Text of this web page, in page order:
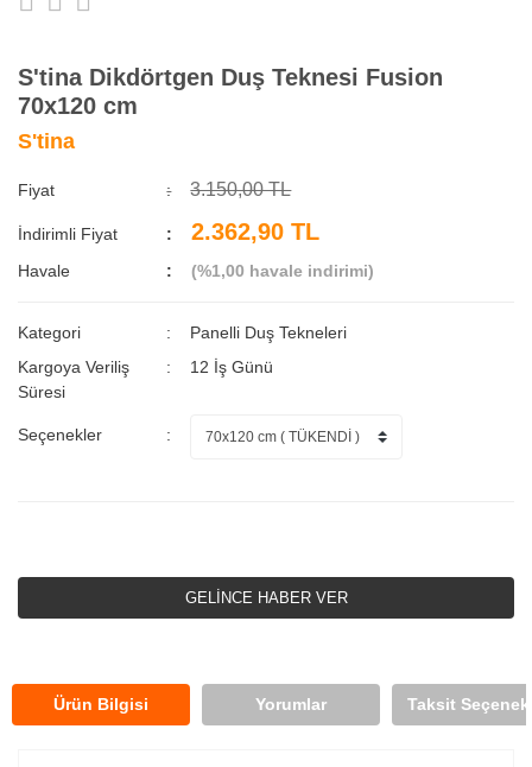
S'tina Dikdörtgen Duş Teknesi Fusion
70x120 cm
S'tina
Fiyat 3.150,00 TL
İndirimli Fiyat 2.362,90 TL
Havale (%1,00 havale indirimi)
Kategori
Panelli Duş Tekneleri
Kargoya Veriliş
Süresi
12 İş Günü
Seçenekler
GELİNCE HABER VER
Ürün Bilgisi Yorumlar Taksit